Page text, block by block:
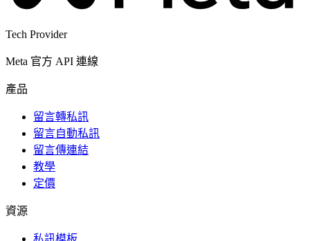
Tech Provider
Meta 官方 API 連線
產品
留言轉私訊
留言自動私訊
留言傳連結
教學
定價
資源
私訊模板